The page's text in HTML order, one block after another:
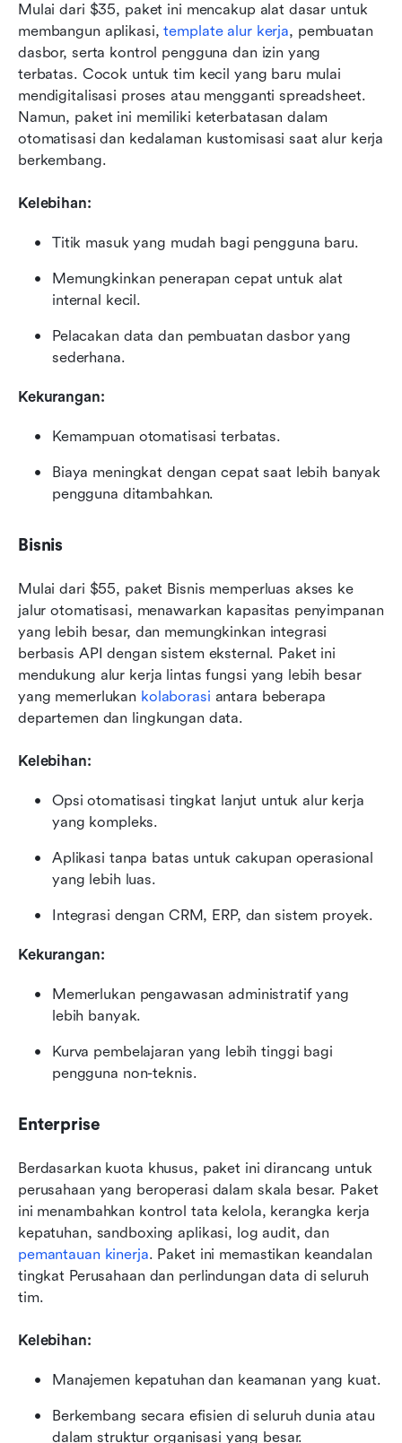
Mulai dari $35, paket ini mencakup alat dasar untuk
membangun aplikasi, template alur kerja, pembuatan
dasbor, serta kontrol pengguna dan izin yang
terbatas. Cocok untuk tim kecil yang baru mulai
mendigitalisasi proses atau mengganti spreadsheet.
Namun, paket ini memiliki keterbatasan dalam
otomatisasi dan kedalaman kustomisasi saat alur kerja
berkembang.
Kelebihan:
Titik masuk yang mudah bagi pengguna baru.
Memungkinkan penerapan cepat untuk alat
internal kecil.
Pelacakan data dan pembuatan dasbor yang
sederhana.
Kekurangan:
Kemampuan otomatisasi terbatas.
Biaya meningkat dengan cepat saat lebih banyak
pengguna ditambahkan.
Bisnis
Mulai dari $55, paket Bisnis memperluas akses ke
jalur otomatisasi, menawarkan kapasitas penyimpanan
yang lebih besar, dan memungkinkan integrasi
berbasis API dengan sistem eksternal. Paket ini
mendukung alur kerja lintas fungsi yang lebih besar
yang memerlukan kolaborasi antara beberapa
departemen dan lingkungan data.
Kelebihan:
Opsi otomatisasi tingkat lanjut untuk alur kerja
yang kompleks.
Aplikasi tanpa batas untuk cakupan operasional
yang lebih luas.
Integrasi dengan CRM, ERP, dan sistem proyek.
Kekurangan:
Memerlukan pengawasan administratif yang
lebih banyak.
Kurva pembelajaran yang lebih tinggi bagi
pengguna non-teknis.
Enterprise
Berdasarkan kuota khusus, paket ini dirancang untuk
perusahaan yang beroperasi dalam skala besar. Paket
ini menambahkan kontrol tata kelola, kerangka kerja
pemantauan kinerja. Paket ini memastikan keandalan
tingkat Perusahaan dan perlindungan data di seluruh
tim.
Kelebihan:
Manajemen kepatuhan dan keamanan yang kuat.
Berkembang secara efisien di seluruh dunia atau
dalam struktur organisasi yang besar.